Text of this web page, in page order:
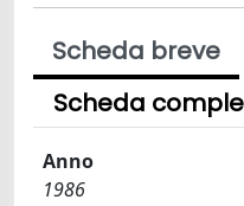
Scheda breve
Scheda
Anno
1986